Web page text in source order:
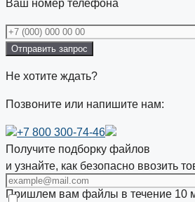
Ваш номер телефона
Не хотите ждать?
Позвоните или напишите нам:
+7 800 300-74-46
Получите подборку файлов
и узнайте, как безопасно ввозить
Пришлем вам файлы в течение 10